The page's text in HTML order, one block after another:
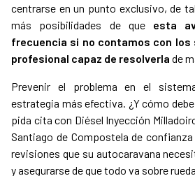
centrarse en un punto exclusivo, de
más posibilidades de que esta
frecuencia si no contamos con
profesional capaz de resolverla de
Prevenir el problema en el
estrategia más efectiva. ¿Y cómo
pida cita con Diésel Inyección
Santiago de Compostela de
revisiones que su autocaravana
y asegurarse de que todo va sobre